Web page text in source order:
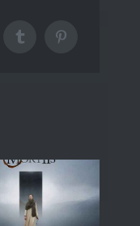
TumblrPinterest